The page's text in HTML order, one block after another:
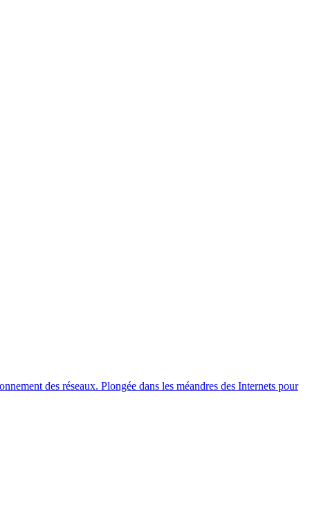
des réseaux. Plongée dans les méandres des Internets pour